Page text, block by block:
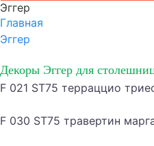
Эггер
Главная
Эггер
Декоры Эггер для
F 021 ST75 терраццио
F 030 ST75 травертин